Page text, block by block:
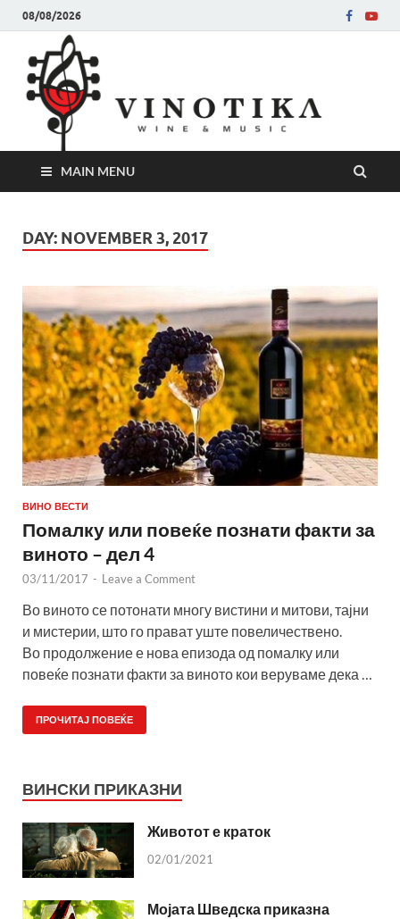
08/08/2026
MAIN MENU
DAY: NOVEMBER 3, 2017
ВИНО ВЕСТИ
Помалку или повеќе познати факти за
виното – дел 4
03/11/2017 - Leave a Comment
Во виното се потонати многу вистини и митови, тајни
и мистерии, што го прават уште повеличествено.
Во продолжение е нова епизода од помалку или
повеќе познати факти за виното кои веруваме дека …
ПРОЧИТАЈ ПОВЕЌЕ
ВИНСКИ ПРИКАЗНИ
Животот е краток
02/01/2021
Мојата Шведска приказна